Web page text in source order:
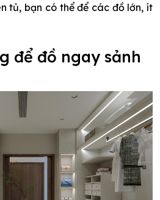
tủ, bạn có thể để các đồ lớn, ít
để đồ ngay sảnh